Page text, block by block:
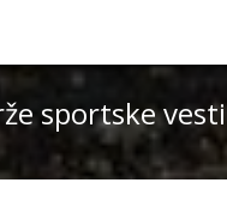
sportske vesti